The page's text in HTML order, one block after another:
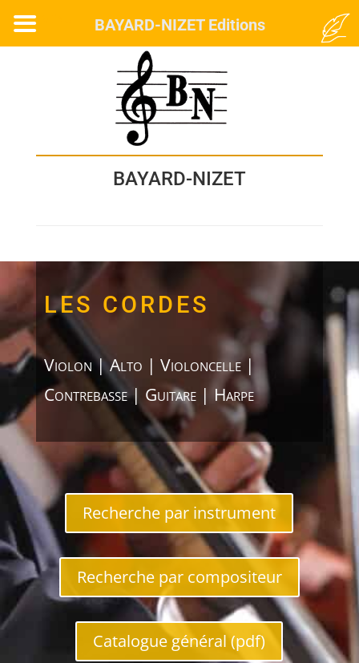
BAYARD-NIZET
LES CORDES
Violon | Alto | Violoncelle |
Contrebasse | Guitare | Harpe
Recherche par instrument
Recherche par compositeur
Catalogue général (pdf)
BAYARD-NIZET Editions